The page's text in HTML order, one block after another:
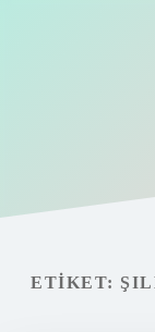
Gizlilik
Yasal Uyarı
ETIKET: